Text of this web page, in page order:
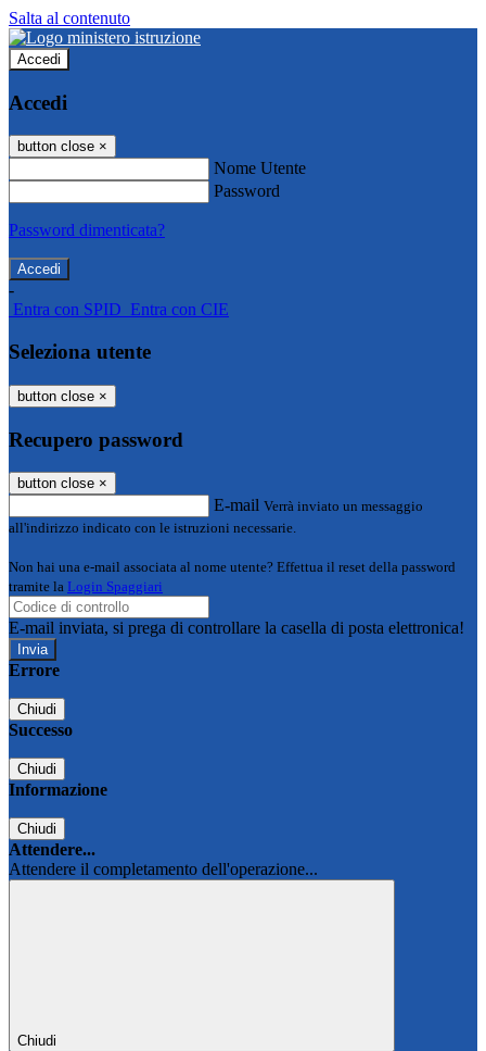
Salta al contenuto
Accedi
Accedi
button close ×
Nome Utente
Password
Password dimenticata?
-
Entra con SPID Entra con CIE
Seleziona utente
button close ×
Recupero password
button close ×
E-mail Verrà inviato un messaggio
all'indirizzo indicato con le istruzioni necessarie.
Non hai una e-mail associata al nome utente? Effettua il reset della password
tramite la Login Spaggiari
E-mail inviata, si prega di controllare la casella di posta elettronica!
Errore
Chiudi
Successo
Chiudi
Informazione
Chiudi
Attendere...
Attendere il completamento dell'operazione...
Chiudi